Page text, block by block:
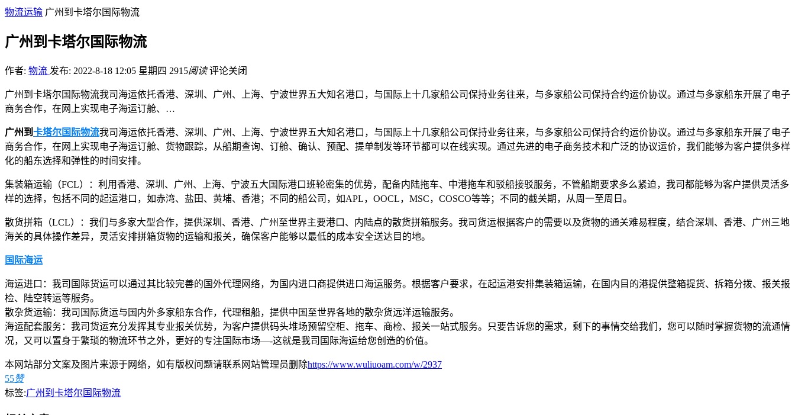
物流运输 广州到卡塔尔国际物流
广州到卡塔尔国际物流
作者: 物流 发布: 2022-8-18 12:05 星期四 2915阅读 评论关闭
广州到卡塔尔国际物流我司海运依托香港、深圳、广州、上海、宁波世界五大知名港口，与国际上十几家船公司保持业务往来，与多家船公司保持合约运价协议。通过与多家船东开展了电子
商务合作，在网上实现电子海运订舱、…
广州到 卡塔尔国际物流我司海运依托香港、深圳、广州、上海、宁波世界五大知名港口，与国际上十几家船公司保持业务往来，与多家船公司保持合约运价协议。通过与多家船东开展了电子
商务合作，在网上实现电子海运订舱、货物跟踪，从船期查询、订舱、确认、预配、提单制发等环节都可以在线实现。通过先进的电子商务技术和广泛的协议运价，我们能够为客户提供多样
化的船东选择和弹性的时间安排。
集装箱运输（FCL）：利用香港、深圳、广州、上海、宁波五大国际港口班轮密集的优势，配备内陆拖车、中港拖车和驳船接驳服务，不管船期要求多么紧迫，我司都能够为客户提供灵活多
样的选择，包括不同的起运港口，如赤湾、盐田、黄埔、香港；不同的船公司，如APL，OOCL，MSC，COSCO等等；不同的截关期，从周一至周日。
散货拼箱（LCL）：我们与多家大型合作，提供深圳、香港、广州至世界主要港口、内陆点的散货拼箱服务。我司货运根据客户的需要以及货物的通关难易程度，结合深圳、香港、广州三地
海关的具体操作差异，灵活安排拼箱货物的运输和报关，确保客户能够以最低的成本安全送达目的地。
国际海运
海运进口：我司国际货运可以通过其比较完善的国外代理网络，为国内进口商提供进口海运服务。根据客户要求，在起运港安排集装箱运输，在国内目的港提供整箱提货、拆箱分拨、报关报
检、陆空转运等服务。
散杂货运输：我司国际货运与国内外多家船东合作，代理租船，提供中国至世界各地的散杂货远洋运输服务。
海运配套服务：我司货运充分发挥其专业报关优势，为客户提供码头堆场预留空柜、拖车、商检、报关一站式服务。只要告诉您的需求，剩下的事情交给我们，您可以随时掌握货物的流通情
况，又可以置身于繁琐的物流环节之外，更好的专注国际市场—-这就是我司国际海运给您创造的价值。
本网站部分文案及图片来源于网络，如有版权问题请联系网站管理员删除https://www.wuliuoam.com/w/2937
55赞
标签:广州到卡塔尔国际物流